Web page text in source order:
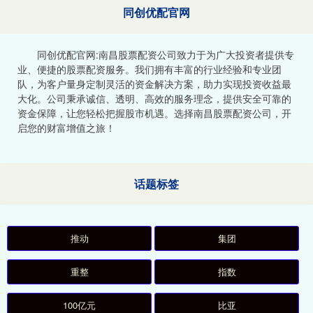
同创优配官网
同创优配官网:南昌股票配资公司致力于为广大投资者提供专
业、便捷的股票配资服务。我们拥有丰富的行业经验和专业团
队，为客户量身定制灵活的资金解决方案，助力实现投资收益最
大化。公司秉承诚信、透明、高效的服务理念，提供安全可靠的
资金保障，让您轻松把握股市机遇。选择南昌股票配资公司，开
启您的财富增值之旅！
话题标签
推动 集团
重整 指数
100亿元 比亚